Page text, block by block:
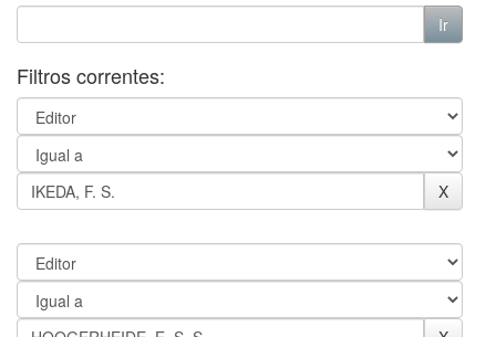
Filtros correntes: